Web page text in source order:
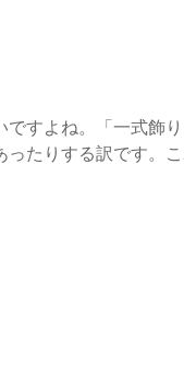
ですよね。「一式飾
ったりする訳です。